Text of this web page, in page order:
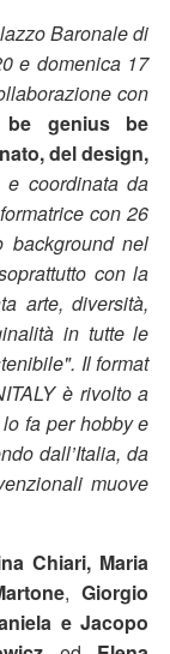
Baronale di
e domenica 17
con
be genius be
del design,
coordinata da
con 26
nel
con la
arte, diversità,
in tutte le
Il format
è rivolto a
fa per hobby e
dall’Italia, da
muove
Chiari, Maria
,Giorgio
e Jacopo